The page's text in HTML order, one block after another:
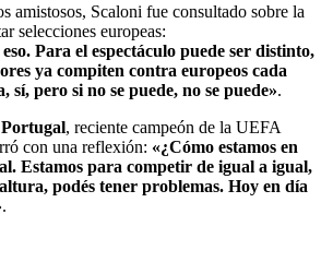
amistosos, Scaloni fue consultado sobre la
selecciones europeas:
Para el espectáculo puede ser distinto,
ya compiten contra europeos cada
sí, pero si no se puede, no se puede».
Portugal, reciente campeón de la UEFA
con una reflexión: «¿Cómo estamos en
Estamos para competir de igual a igual,
podés tener problemas. Hoy en día
.